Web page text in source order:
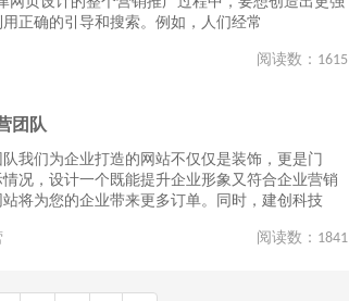
正确的引导和搜索。例如，人们经常
阅读数： 1615
团队
我们为企业打造的网站不仅仅是装饰，更是门
况，设计一个既能提升企业形象又符合企业营销
将为您的企业带来更多订单。同时，建创科技
阅读数： 1841